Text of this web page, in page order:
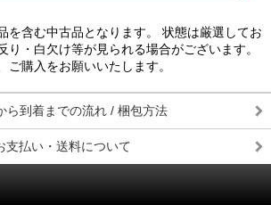
を含む中古品となります。 状態は厳選してお
り・白欠け等が見られる場合がございます。
ご購入をお願いいたします。
ら到着までの流れ / 梱包方法
支払い・送料について